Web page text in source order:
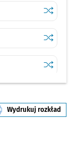
Sprawdź
Sprawdź
Sprawdź
Sprawdź
Wydrukuj rozkład
linii nr 134